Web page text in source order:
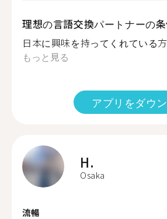
理想の言語交換パートナーの
日本に興味を持ってくれている
もっと見る
アプリをダウ
H.
Osaka
流暢